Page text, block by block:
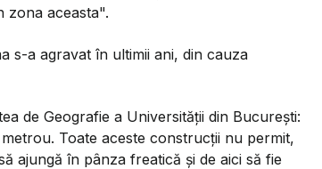
zona aceasta".
s-a agravat în ultimii ani, din cauza
de Geografie a Universității din București:
Toate aceste construcții nu permit,
ajungă în pânza freatică și de aici să fie